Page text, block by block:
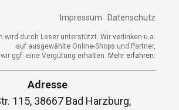
Impressum Datenschutz
wird durch Leser unterstützt. Wir verlinken
auf ausgewählte Online-Shops und Partner,
ggf. eine Vergütung erhalten.Mehr erfahren.
Adresse
115, 38667 Bad Harzburg,